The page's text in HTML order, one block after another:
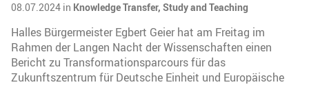
08.07.2024 in Knowledge Transfer, Study and Teaching
Halles Bürgermeister Egbert Geier hat am Freitag im
Rahmen der Langen Nacht der Wissenschaften einen
Bericht zu Transformationsparcours für das
Zukunftszentrum für Deutsche Einheit und Europäische